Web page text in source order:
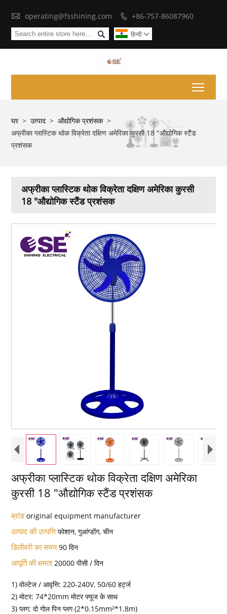
 operating@fsshining.com  +86-757-86087960
 हिन्दी 
घर > उत्पाद > औद्योगिक प्रशंसक >
अफ्रीका प्लास्टिक थोक विक्रेता दक्षिण अमेरिका कुरसी 18 "औद्योगिक स्टैंड
प्रशंसक
अफ्रीका प्लास्टिक थोक विक्रेता दक्षिण अमेरिका कुरसी
18 "औद्योगिक स्टैंड प्रशंसक
अफ्रीका प्लास्टिक थोक विक्रेता दक्षिण अमेरिका
कुरसी 18 "औद्योगिक स्टैंड प्रशंसक
ब्रांडoriginal equipment manufacturer
उत्पाद की उत्पत्तिफोशान, गुआंग्डोंग, चीन
डिलीवरी का समय90 दिन
आपूर्ति की क्षमता 20000 पीसी / दिन
1) वोल्टेज / आवृत्ति: 220-240V, 50/60 हर्ट्ज
2) मोटर: 74*20mm मोटर फ्यूज के साथ
3) प्लग: दो गोल पिन प्लग (2*0.15mm²*1.8m)